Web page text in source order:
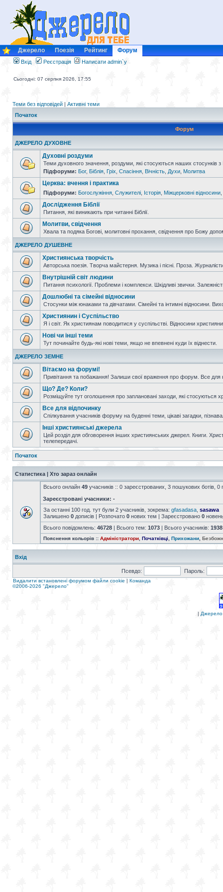
Джерело Поезія Рейтинг Форум
Вхід Реєстрація Написати admin`у
Сьогодні: 07 серпня 2026, 17:55
Теми без відповідей | Активні теми
Початок
Форум
ДЖЕРЕЛО ДУХОВНЕ
Духовні роздуми
Теми духовного значення, роздуми, які стосуються наших стосунків з
Підфоруми: Бог, Біблія Гріх Спасіння Вічність Духи Молитва
Церква: вчення і практика
Підфоруми: Богослужіння Служителі Історія Міжцерковні відносини
Дослідження Біблії
Питання, які виникають при читанні Біблії.
Молитви, свідчення
Хвала та подяка Богові, молитовні прохання, свідчення про Божу
ДЖЕРЕЛО ДУШЕВНЕ
Християнська творчість
Авторська поезія. Творча майстерня. Музика і пісні. Проза.
Внутрішній світ людини
Питання психології. Проблеми і комплекси. Шкідливі звички.
Дошлюбні та сімейні відносини
Стосунки між юнаками та дівчатами. Сімейні та інтимні відносини.
Християнин і Суспільство
Я і світ. Як християнам поводитися у суспільстві. Відносини
Нові чи інші теми
Тут починайте будь-які нові теми, якщо не впевнені куди їх віднести.
ДЖЕРЕЛО ЗЕМНЕ
Вітаємо на форумі!
Привітання та побажання! Залиши свої враження про форум. Все для
Що? Де? Коли?
Розміщуйте тут оголошення про заплановані заходи, які стосуються
Все для відпочинку
Спілкування учасників форуму на буденні теми, цікаві загадки,
Інші християнські джерела
Цей розділ для обговорення інших християнських джерел. Книги.
телепередачі.
Початок
Статистика | Хто зараз онлайн
Всього онлайн 49 учасників :: 0 зареєстрованих, 3 пошукових ботів, 0
Зареєстровані учасники: -
За останні 100 год. тут були 2 учасників, зокрема: gfasadasa sasawa
Залишено 0 дописів | Розпочато 0 нових тем | Зареєстровано 0
Всього повідомлень: 46728 | Всього тем: 1073 | Всього учасників: 1938
Пояснення кольорів :: Адміністратори Початківці Прихожани
Вхід
Псевдо: Пароль:
Видалити встановлені форумом файли cookie | Команда
©2006-2026 "Джерело"
| Джерело